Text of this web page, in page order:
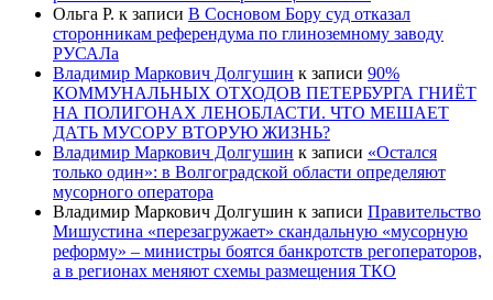
Ольга Р. к записи В Сосновом Бору суд отказал
сторонникам референдума по глиноземному заводу
РУСАЛа
Владимир Маркович Долгушин к записи 90%
КОММУНАЛЬНЫХ ОТХОДОВ ПЕТЕРБУРГА ГНИЁТ
НА ПОЛИГОНАХ ЛЕНОБЛАСТИ. ЧТО МЕШАЕТ
ДАТЬ МУСОРУ ВТОРУЮ ЖИЗНЬ?
Владимир Маркович Долгушин к записи «Остался
только один»: в Волгоградской области определяют
мусорного оператора
Владимир Маркович Долгушин к записи Правительство
Мишустина «перезагружает» скандальную «мусорную
реформу» – министры боятся банкротств регоператоров,
а в регионах меняют схемы размещения ТКО